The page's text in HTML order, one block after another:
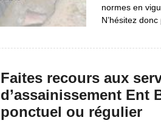
normes en
N’hésitez
Faites recours aux
d’assainissement Ent
ponctuel ou régulier